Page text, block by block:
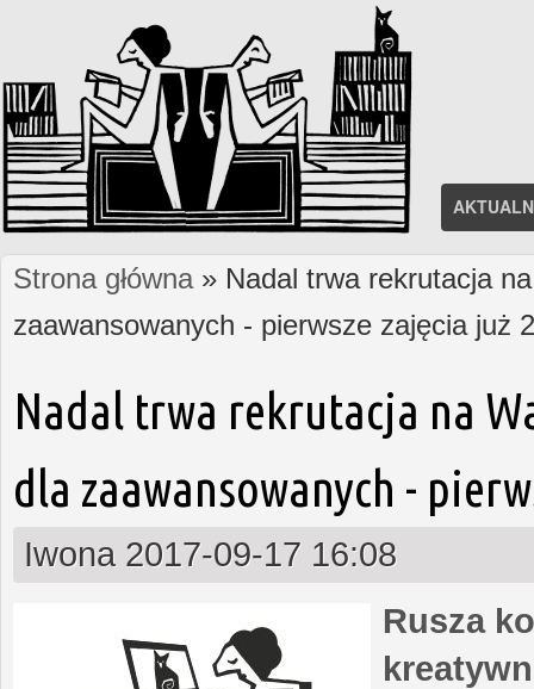
Jesteś tutaj
Strona główna» Nadal trwa rekrutacja
zaawansowanych - pierwsze zajęcia już
Nadal trwa rekrutacja na
dla zaawansowanych -
Iwona 2017-09-17 16:08
Rusza